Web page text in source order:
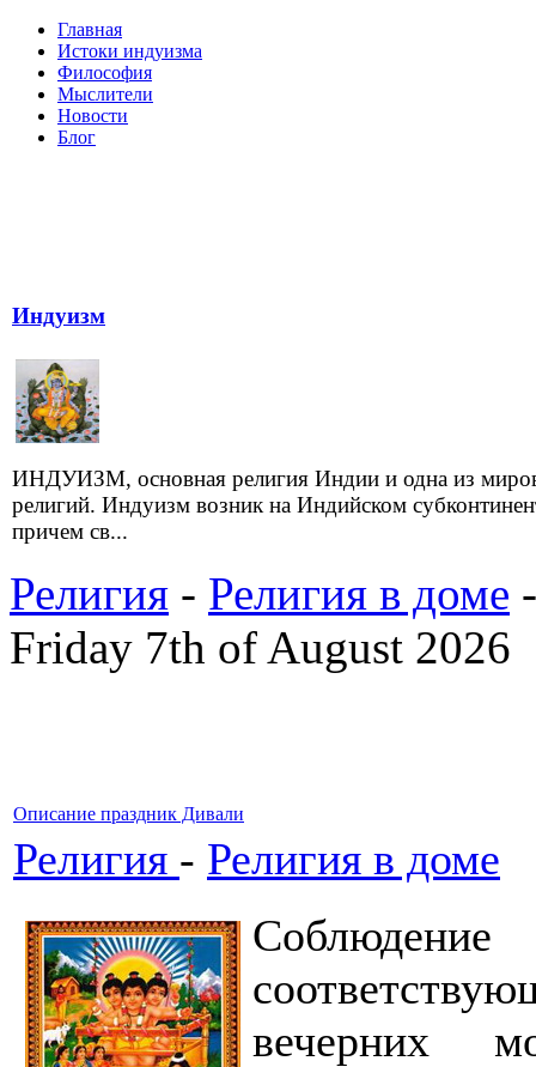
Главная
Истоки индуизма
Философия
Мыслители
Новости
Блог
Индуизм
ИНДУИЗМ, основная религия Индии и одна из
религий. Индуизм возник на Индийском
причем св...
Религия - Религия в доме
Friday 7th of August 2026
Описание праздник Дивали
Религия - Религия в доме
вечерних